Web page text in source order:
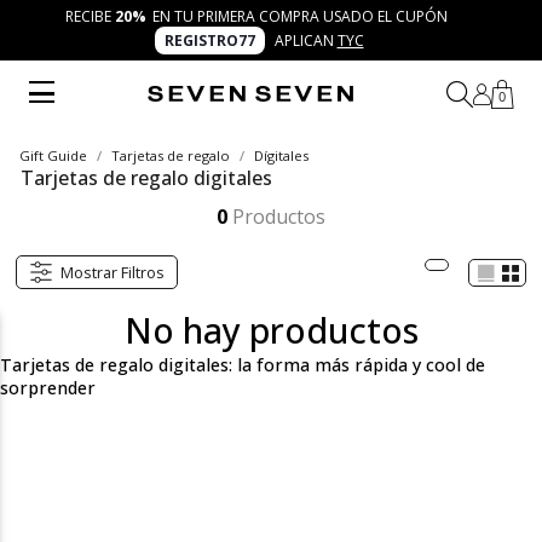
RECIBE 20% EN TU PRIMERA COMPRA USADO EL CUPÓN
REGISTRO77
APLICAN TYC
0
Gift Guide Tarjetas de regalo Dígitales
Tarjetas de regalo digitales
0 Productos
Mostrar Filtros
No hay productos
Tarjetas de regalo digitales: la forma más rápida y cool de
sorprender